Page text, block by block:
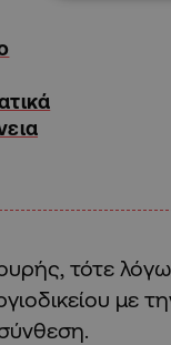
τότε
με